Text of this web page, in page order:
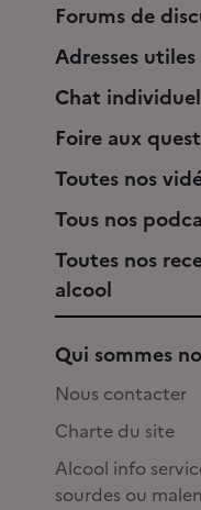
Forums de
Adresses utiles
Chat individuel
Foire aux
Toutes nos
Tous nos
Toutes nos
alcool
Qui sommes
Nous contacter
Charte du site
Alcool info
sourdes ou